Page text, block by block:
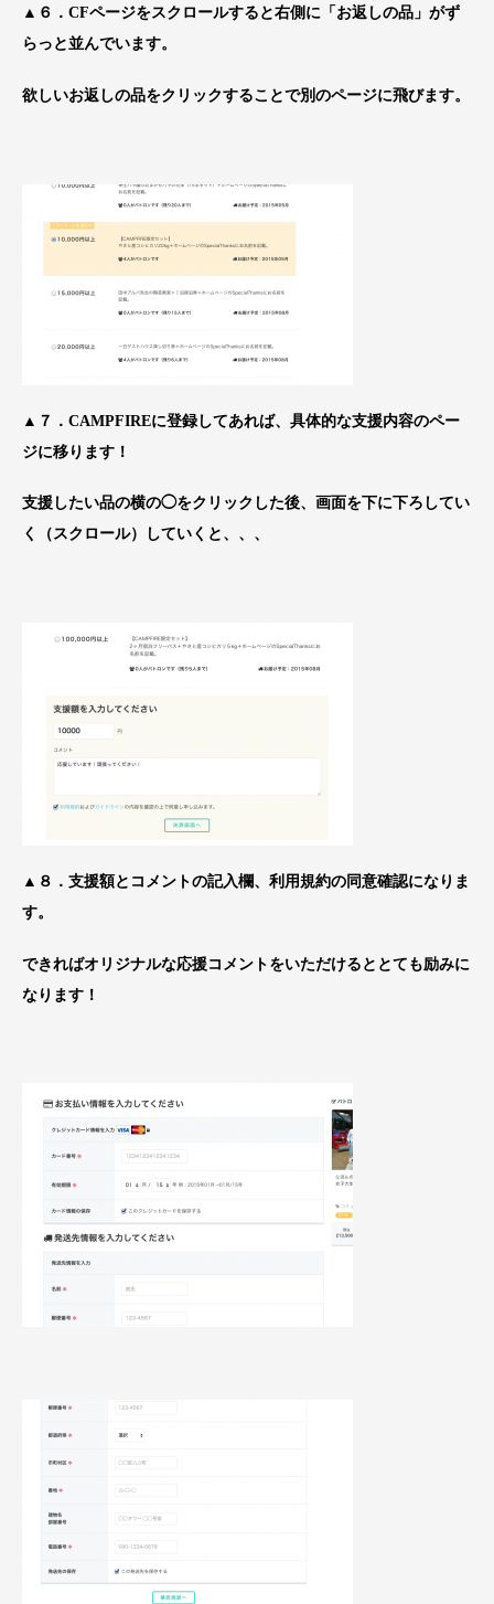
▲６．CFページをスクロールすると右側に「お返しの品」がず
らっと並んでいます。
欲しいお返しの品をクリックすることで別のページに飛びます。
▲７．CAMPFIREに登録してあれば、具体的な支援内容のペー
ジに移ります！
支援したい品の横の◯をクリックした後、画面を下に下ろしてい
く（スクロール）していくと、、、
▲８．支援額とコメントの記入欄、利用規約の同意確認になりま
す。
できればオリジナルな応援コメントをいただけるととても励みに
なります！